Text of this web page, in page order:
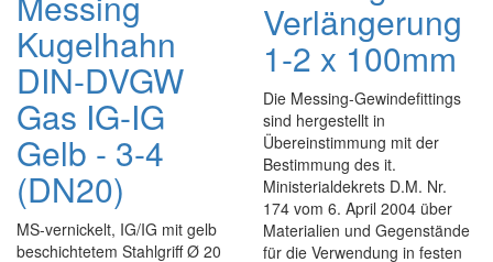
Kugelhahn
DIN-DVGW
Gas IG-IG
Gelb - 3-4
(DN20)
MS-vernickelt, IG/IG mit gelb
beschichtetem Stahlgriff Ø 20
Verlängerung
1-2 x 100mm
Die Messing-Gewindefittings
sind hergestellt in
Übereinstimmung mit der
Bestimmung des it.
Ministerialdekrets D.M. Nr.
174 vom 6. April 2004 über
Materialien und Gegenstände
für die Verwendung in festen